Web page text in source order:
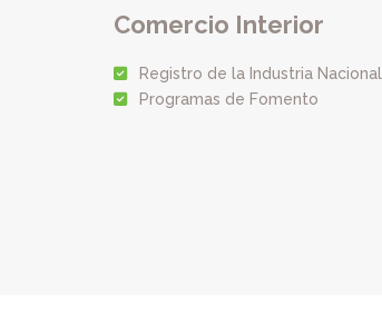
Comercio Interior
Registro de la Industria Nacional
Programas de Fomento